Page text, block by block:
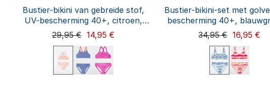
Bustier-bikini van gebreide stof,
UV-bescherming 40+, citroen,
perzikoranje - aquablauw
29,95 € 14,95 €
Bustier-bikini-set met
bescherming 40+,
aquablauw
34,95 € 16,95 €